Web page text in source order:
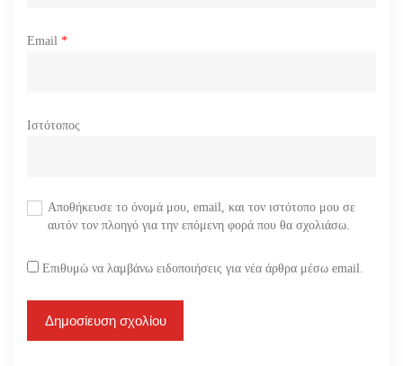
Email *
Ιστότοπος
Αποθήκευσε το όνομά μου, email, και τον ιστότοπο μου σε
αυτόν τον πλοηγό για την επόμενη φορά που θα σχολιάσω.
Επιθυμώ να λαμβάνω ειδοποιήσεις για νέα άρθρα μέσω email.